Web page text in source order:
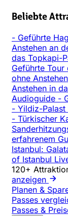
Beliebte
- Geführte
Anstehen an
das Topkapi-
Geführte
ohne
Anstehen in
Audioguide -
- Yildiz-Palast
- Türkischer
erfahrenem
Istanbul:
of Istanbul
120+
anzeigen
Planen &
Passes
Passes &